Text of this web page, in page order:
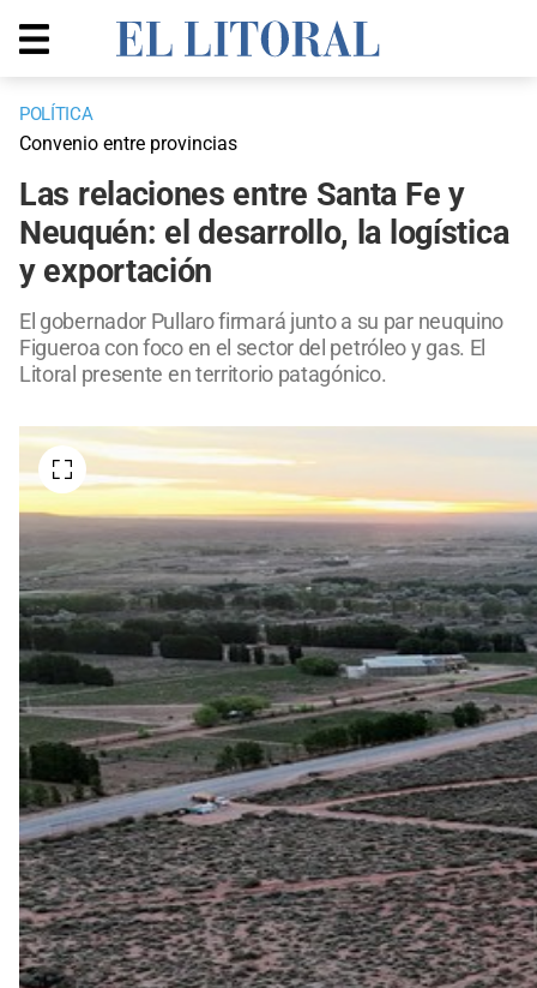
POLÍTICA
Convenio entre provincias
Las relaciones entre Santa Fe y
Neuquén: el desarrollo, la logística
y exportación
El gobernador Pullaro firmará junto a su par neuquino
Figueroa con foco en el sector del petróleo y gas. El
Litoral presente en territorio patagónico.